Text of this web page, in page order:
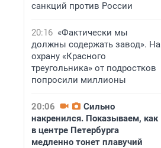
санкций против России
20:16 «Фактически мы
должны содержать завод». На
охрану «Красного
треугольника» от подростков
попросили миллионы
20:06
Сильно
накренился. Показываем, как
в центре Петербурга
медленно тонет плавучий